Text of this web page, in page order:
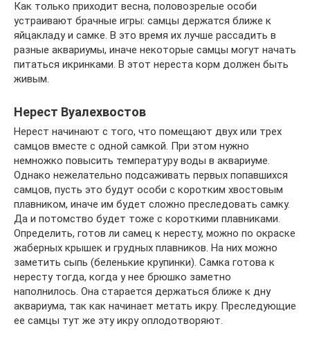
Как только приходит весна, половозрелые особи
устраивают брачные игры: самцы держатся ближе к
яйцакладу и самке. В это время их лучше рассадить в
разные аквариумы, иначе некоторые самцы могут начать
питаться икринками. В этот нереста корм должен быть
живым.
Нерест Вуалехвостов
Нерест начинают с того, что помещают двух или трех
самцов вместе с одной самкой. При этом нужно
немножко повысить температуру воды в аквариуме.
Однако нежелательно подсаживать первых попавшихся
самцов, пусть это будут особи с коротким хвостовым
плавником, иначе им будет сложно преследовать самку.
Да и потомство будет тоже с короткими плавниками.
Определить, готов ли самец к нересту, можно по окраске
жаберных крышек и грудных плавников. На них можно
заметить сыпь (беленькие крупинки). Самка готова к
нересту тогда, когда у нее брюшко заметно
наполнилось. Она старается держаться ближе к дну
аквариума, так как начинает метать икру. Преследующие
ее самцы тут же эту икру оплодотворяют.